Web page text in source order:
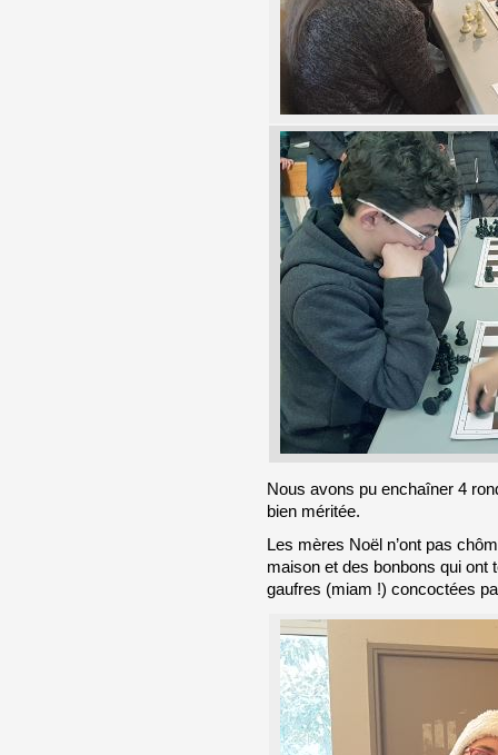
Nous avons pu enchaîner 4
bien méritée.
Les mères Noël n’ont pas
maison et des bonbons qui ont
gaufres (miam !) concoctées